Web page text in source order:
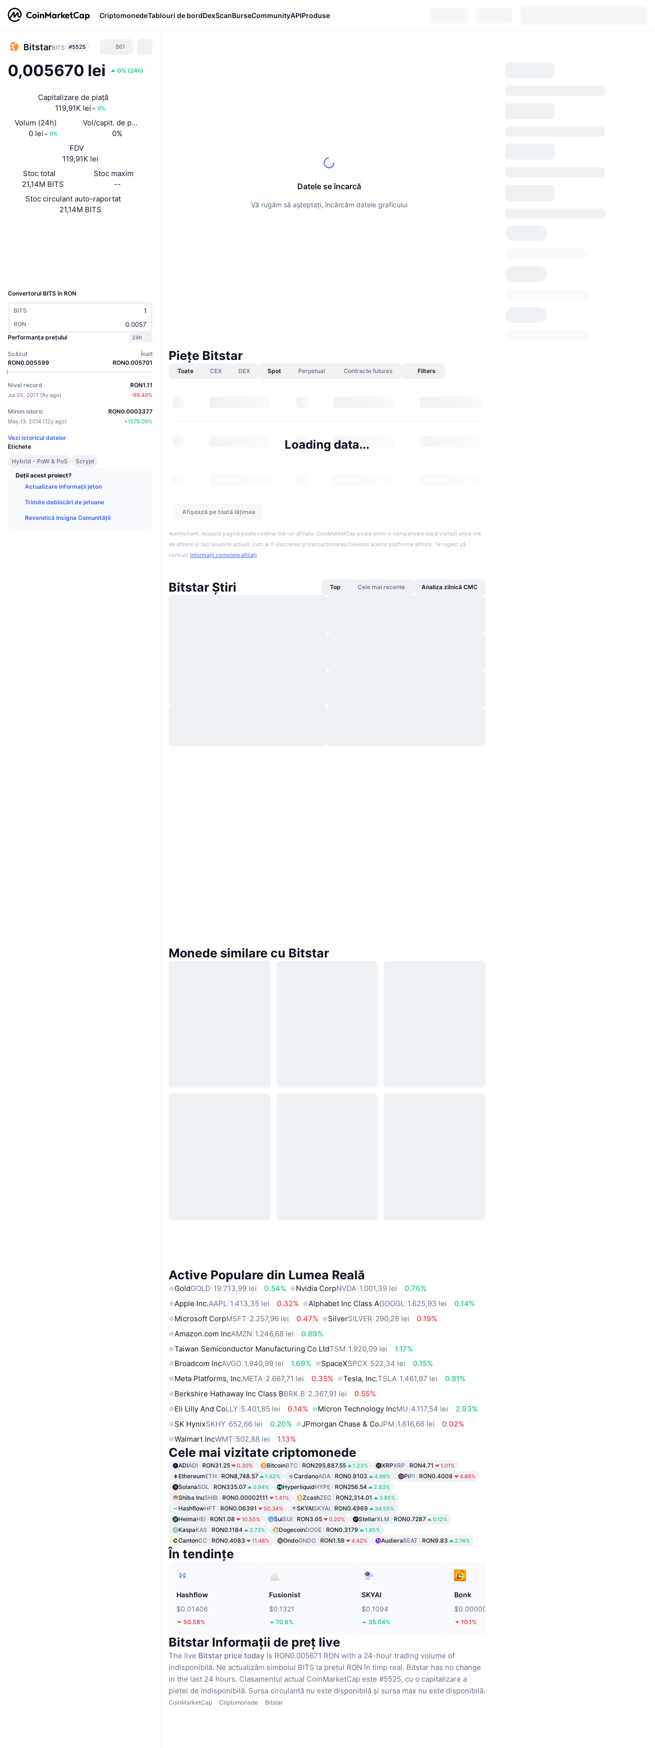
CriptomonedeTablouri de bordDexScanBurseCommunityAPIProduse
BitstarBITS #5525 861
0,005670 lei 0% (24h)
Capitalizare de piață
119,91K lei
0%
Volum (24h)
0 lei
0%
Vol/capit. de piață (24 h)
0%
FDV
119,91K lei
Stoc total
21,14M BITS
Stoc maxim
--
Stoc circulant auto-raportat
21,14M BITS
Convertorul BITS în RON
BITS
RON
Performanța prețului
24h
Scăzut
RON0.005599
Înalt
RON0.005701
Nivel record
Jul 05, 2017 (9y ago)
RON1.11
-99.49%
Minim istoric
May 13, 2014 (12y ago)
RON0.0003377
+1579.09%
Vezi istoricul datelor
Etichete
Hybrid - PoW & PoS
Scrypt
Deții acest proiect?
Actualizare informații jeton
Trimite deblocări de jetoane
Revendică Insigna Comunității
Datele se încarcă
Vă rugăm să așteptați, încărcăm datele graficului
Piețe Bitstar
Toate CEX DEX Spot Perpetual Contracte futures Filters
Loading data...
Afișează pe toată lățimea
Avertisment: Această pagină poate conține link-uri afiliate. CoinMarketCap poate primi o compensare dacă vizitezi orice link
de afiliere și faci anumite acțiuni, cum ar fi înscrierea și tranzacționarea folosind aceste platforme afiliate. Te rugăm să
consulți Informații complete afiliați.
Bitstar Știri Top Cele mai recente Analiza zilnică CMC
Monede similare cu Bitstar
Active Populare din Lumea Reală
GoldGOLD 19.713,99 lei 0.54% Nvidia CorpNVDA 1.001,39 lei
0.76%
Apple Inc.AAPL 1.413,35 lei 0.32% Alphabet Inc Class AGOOGL 1.625,93 lei
0.14%
Microsoft CorpMSFT 2.257,96 lei 0.47% SilverSILVER 290,28 lei
0.19%
Amazon.com IncAMZN 1.246,68 lei
0.89%
Taiwan Semiconductor Manufacturing Co LtdTSM 1.920,09 lei
1.17%
Broadcom IncAVGO 1.940,99 lei 1.69% SpaceXSPCX 522,34 lei
0.15%
Meta Platforms, Inc.META 2.667,71 lei 0.35% Tesla, Inc.TSLA 1.461,87 lei
0.81%
Berkshire Hathaway Inc Class BBRK.B 2.367,91 lei
0.55%
Eli Lilly And CoLLY 5.401,85 lei 0.14% Micron Technology IncMU 4.117,54 lei
2.93%
SK HynixSKHY 652,66 lei 0.20% JPmorgan Chase & CoJPM 1.616,66 lei
0.02%
Walmart IncWMT 502,88 lei 1.13%
Cele mai vizitate criptomonede
ADIADI RON31.25 0.30% BitcoinBTC RON295,887.55 1.23% XRPXRP RON4.71 1.01%
EthereumETH RON8,748.57 1.42% CardanoADA RON0.9103 4.99% PiPI RON0.4008 4.86%
SolanaSOL RON335.07 0.94% HyperliquidHYPE RON256.54 2.83%
Shiba InuSHIB RON0.00002111 1.41% ZcashZEC RON2,314.01 3.85%
HashflowHFT RON0.06391 50.34% SKYAISKYAI RON0.4969 34.55%
HeimaHEI RON1.08 10.55% SuiSUI RON3.05 0.20% StellarXLM RON0.7287 0.12%
KaspaKAS RON0.1184 2.73% DogecoinDOGE RON0.3179 1.85%
CantonCC RON0.4083 11.48% OndoONDO RON1.59 4.42% AudieraBEAT RON9.83 2.74%
În tendințe
Hashflow
$0.01406
50.58%
Fusionist
$0.1321
70.6%
SKYAI
$0.1094
35.04%
Bonk
$0.000002462
10.1%
Bitstar Informații de preț live
The live Bitstar price today is RON0.005671 RON with a 24-hour trading volume of
indisponibilă. Ne actualizăm simbolul BITS la prețul RON în timp real. Bitstar has no change
in the last 24 hours. Clasamentul actual CoinMarketCap este #5525, cu o capitalizare a
pieței de indisponibilă. Sursa circulantă nu este disponibilă și sursa max nu este disponibilă.
CoinMarketCap Criptomonede Bitstar